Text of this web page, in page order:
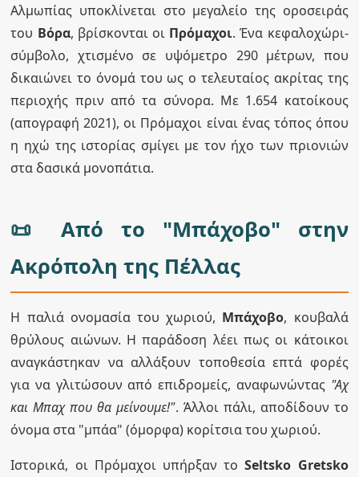
Αλμωπίας υποκλίνεται στο μεγαλείο της οροσειράς
του Βόρα, βρίσκονται οι Πρόμαχοι. Ένα κεφαλοχώρι-
σύμβολο, χτισμένο σε υψόμετρο 290 μέτρων, που
δικαιώνει το όνομά του ως ο τελευταίος ακρίτας της
περιοχής πριν από τα σύνορα. Με 1.654 κατοίκους
(απογραφή 2021), οι Πρόμαχοι είναι ένας τόπος όπου
η ηχώ της ιστορίας σμίγει με τον ήχο των πριονιών
στα δασικά μονοπάτια.
📜 Από το "Μπάχοβο" στην
Ακρόπολη της Πέλλας
Η παλιά ονομασία του χωριού, Μπάχοβο, κουβαλά
θρύλους αιώνων. Η παράδοση λέει πως οι κάτοικοι
αναγκάστηκαν να αλλάξουν τοποθεσία επτά φορές
για να γλιτώσουν από επιδρομείς, αναφωνώντας "Αχ
και Μπαχ που θα μείνουμε!". Άλλοι πάλι, αποδίδουν το
όνομα στα "μπάα" (όμορφα) κορίτσια του χωριού.
Ιστορικά, οι Πρόμαχοι υπήρξαν τοSeltsko Gretsko